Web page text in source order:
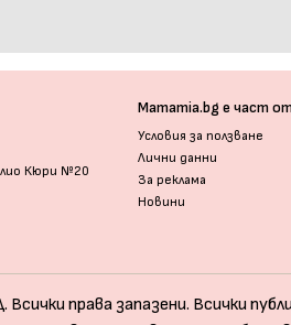
Кюри №20
Mamamia.bg е част
Условия за ползване
Лични данни
За реклама
Новини
права запазени. Всички